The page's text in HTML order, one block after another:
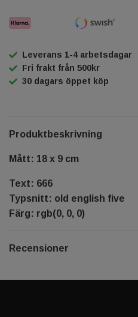
Leverans 1-4 arbetsdagar
Fri frakt från 500kr
30 dagars öppet köp
Produktbeskrivning
Mått: 18 x 9 cm
Text: 666
Typsnitt: old english five
Färg: rgb(0, 0, 0)
Recensioner